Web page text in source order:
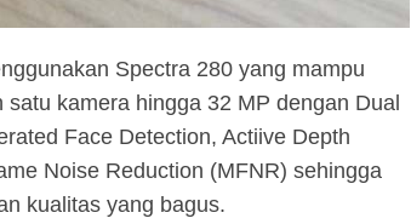
Spectra 280 yang mampu
kamera hingga 32 MP dengan Dual
Face Detection, Actiive Depth
Noise Reduction (MFNR) sehingga
kualitas yang bagus.